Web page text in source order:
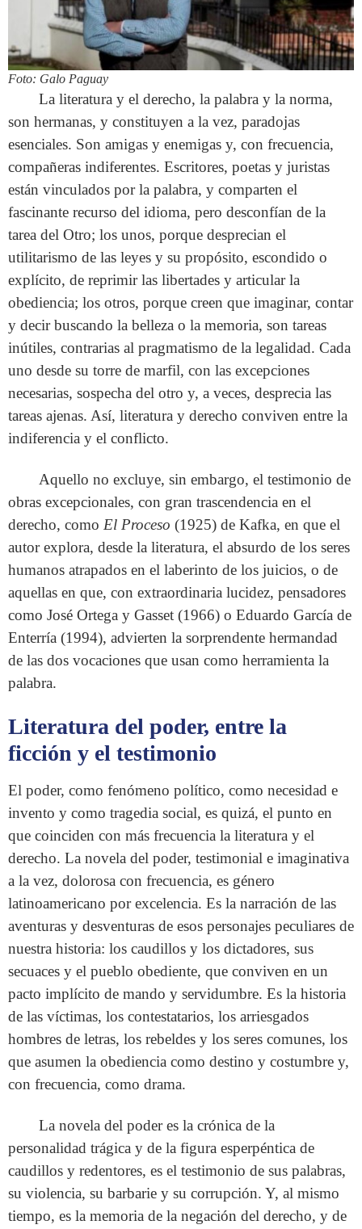
Foto: Galo Paguay
La literatura y el derecho, la palabra y la norma,
son hermanas, y constituyen a la vez, paradojas
esenciales. Son amigas y enemigas y, con frecuencia,
compañeras indiferentes. Escritores, poetas y juristas
están vinculados por la palabra, y comparten el
fascinante recurso del idioma, pero desconfían de la
tarea del Otro; los unos, porque desprecian el
utilitarismo de las leyes y su propósito, escondido o
explícito, de reprimir las libertades y articular la
obediencia; los otros, porque creen que imaginar, contar
y decir buscando la belleza o la memoria, son tareas
inútiles, contrarias al pragmatismo de la legalidad. Cada
uno desde su torre de marfil, con las excepciones
necesarias, sospecha del otro y, a veces, desprecia las
tareas ajenas. Así, literatura y derecho conviven entre la
indiferencia y el conflicto.
Aquello no excluye, sin embargo, el testimonio de
obras excepcionales, con gran trascendencia en el
derecho, como El Proceso (1925) de Kafka, en que el
autor explora, desde la literatura, el absurdo de los seres
humanos atrapados en el laberinto de los juicios, o de
aquellas en que, con extraordinaria lucidez, pensadores
como José Ortega y Gasset (1966) o Eduardo García de
Enterría (1994), advierten la sorprendente hermandad
de las dos vocaciones que usan como herramienta la
palabra.
Literatura del poder, entre la
ficción y el testimonio
El poder, como fenómeno político, como necesidad e
invento y como tragedia social, es quizá, el punto en
que coinciden con más frecuencia la literatura y el
derecho. La novela del poder, testimonial e imaginativa
a la vez, dolorosa con frecuencia, es género
latinoamericano por excelencia. Es la narración de las
aventuras y desventuras de esos personajes peculiares de
nuestra historia: los caudillos y los dictadores, sus
secuaces y el pueblo obediente, que conviven en un
pacto implícito de mando y servidumbre. Es la historia
de las víctimas, los contestatarios, los arriesgados
hombres de letras, los rebeldes y los seres comunes, los
que asumen la obediencia como destino y costumbre y,
con frecuencia, como drama.
La novela del poder es la crónica de la
personalidad trágica y de la figura esperpéntica de
caudillos y redentores, es el testimonio de sus palabras,
su violencia, su barbarie y su corrupción. Y, al mismo
tiempo, es la memoria de la negación del derecho, y de